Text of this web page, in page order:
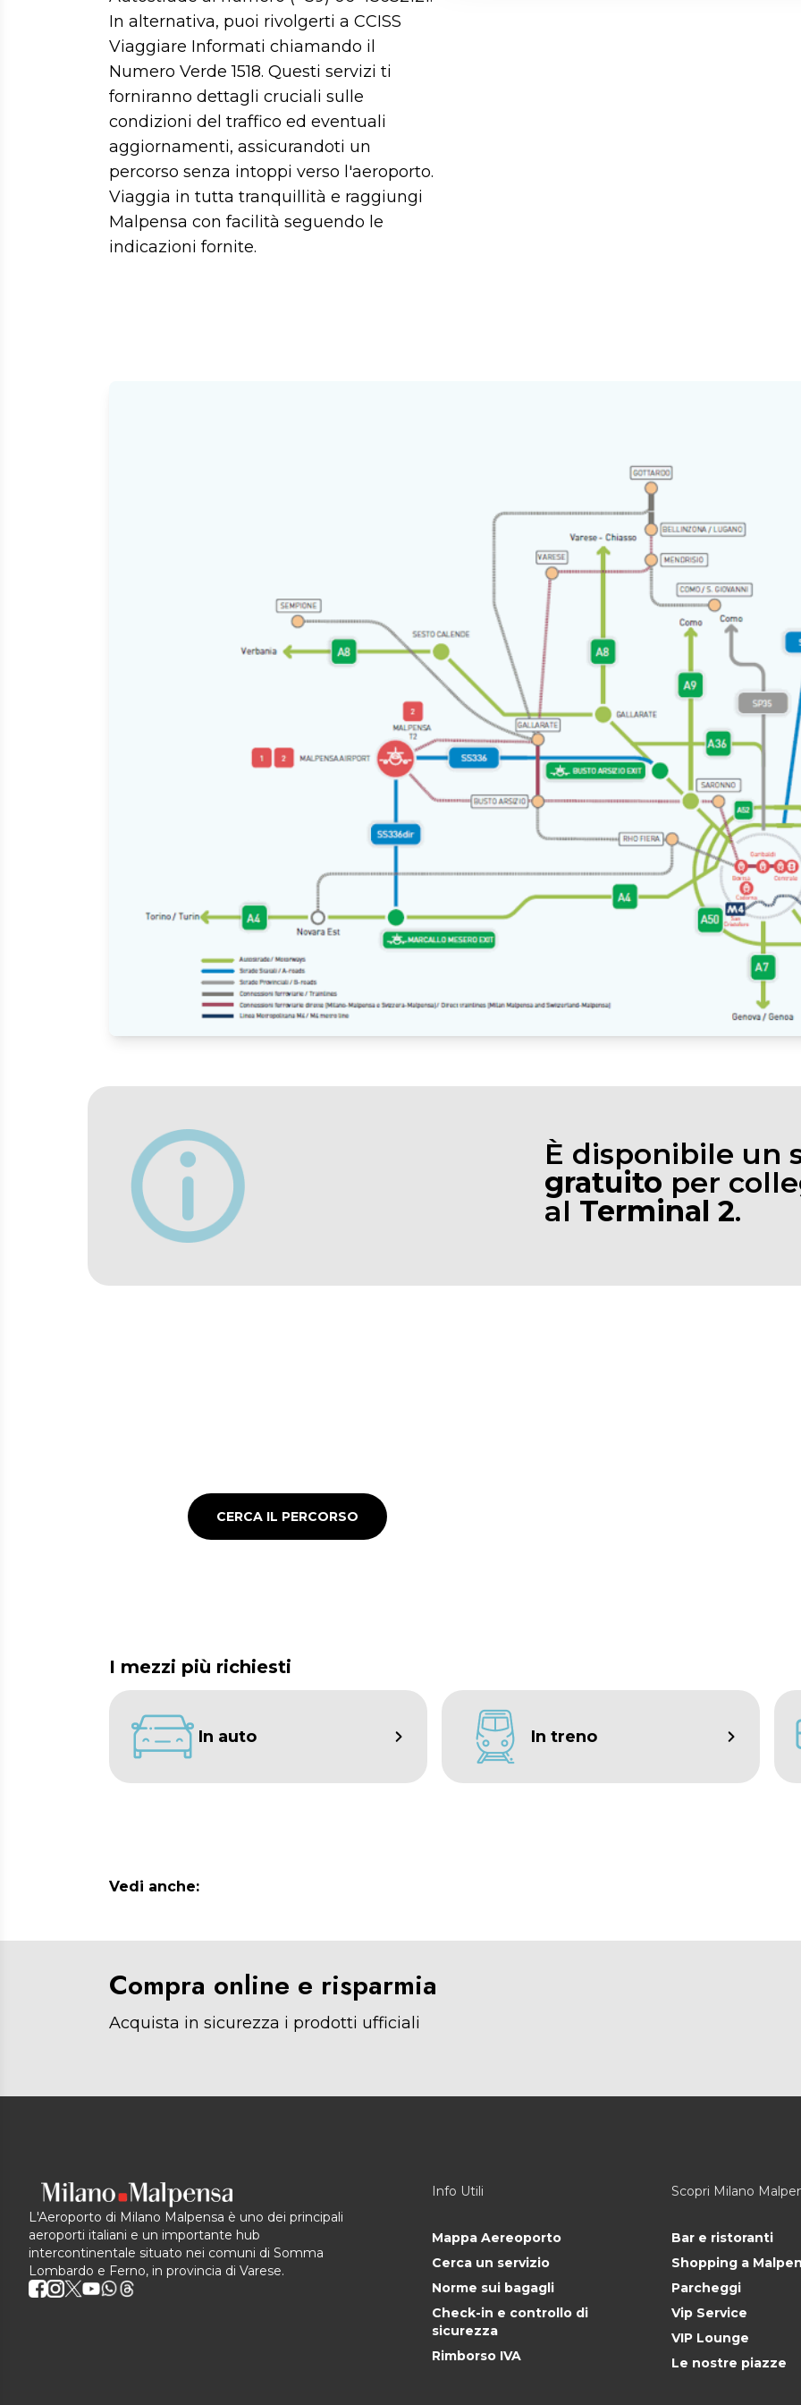
In alternativa, puoi rivolgerti a CCISS
Viaggiare Informati chiamando il
Numero Verde 1518. Questi servizi ti
forniranno dettagli cruciali sulle
condizioni del traffico ed eventuali
aggiornamenti, assicurandoti un
percorso senza intoppi verso l'aeroporto.
Viaggia in tutta tranquillità e raggiungi
Malpensa con facilità seguendo le
indicazioni fornite.
È disponibile un
gratuito per
al Terminal 2.
CERCA IL PERCORSO
I mezzi più richiesti
In auto In treno
Vedi anche:
Compra online e risparmia
Acquista in sicurezza i prodotti ufficiali
L'Aeroporto di Milano Malpensa è uno dei principali
aeroporti italiani e un importante hub
intercontinentale situato nei comuni di Somma
Lombardo e Ferno, in provincia di Varese.
Info Utili
Mappa Aereoporto
Cerca un servizio
Norme sui bagagli
Check-in e controllo di
sicurezza
Rimborso IVA
Scopri Milano
Bar e ristoranti
Shopping a
Parcheggi
Vip Service
VIP Lounge
Le nostre piazze